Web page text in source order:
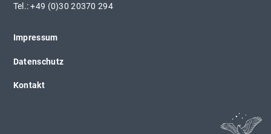
Tel.: +49 (0)30 20370 294
Impressum
Datenschutz
Kontakt